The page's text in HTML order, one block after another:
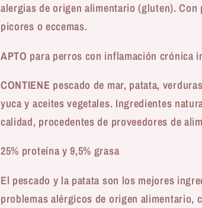
alergias de origen alimentario (gluten). Con
picores o eccemas.
APTO para perros con inflamación crónica
CONTIENE pescado de mar, patata,
yuca y aceites vegetales. Ingredientes
calidad, procedentes de proveedores de
25% proteína y 9,5% grasa
El pescado y la patata son los mejores
problemas alérgicos de origen alimentario,